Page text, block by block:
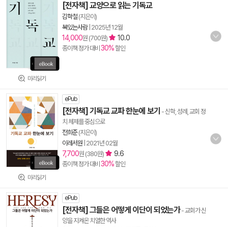
미리읽기
[전자책] 교양으로 읽는 기독교
김학철 (지은이)
복있는사람| 2025년 12월
14,000원 (700원) 10.0
종이책 정가 대비 30%할인
미리읽기
ePub
[전자책] 기독교 교파 한눈에 보기 - 신학, 성례, 교회 정
치 체제를 중심으로
전희준(지은이)
이레서원 2021년 02월
7,700원 (380원) 9.6
종이책 정가 대비 30%할인
ePub
[전자책] 그들은 어떻게 이단이 되었는가- 교회가 신
앙을 지켜온 치열한 역사